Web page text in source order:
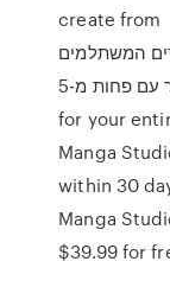
create from קנו Manga Studio EX 4 באתר זיפי -
המשתלמים
ביותר עם פחות מ-5 ₪ and enter and edit the text
for your
Manga
within 30
Manga
$39.99 for